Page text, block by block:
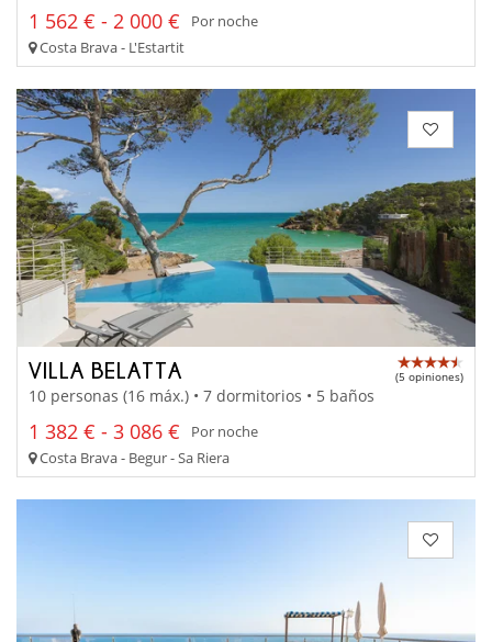
1 562 € - 2 000 €
Por noche
Costa Brava - L'Estartit
VILLA BELATTA (5 opiniones)
10 personas (16 máx.) • 7 dormitorios • 5 baños
1 382 € - 3 086 €
Por noche
Costa Brava - Begur - Sa Riera